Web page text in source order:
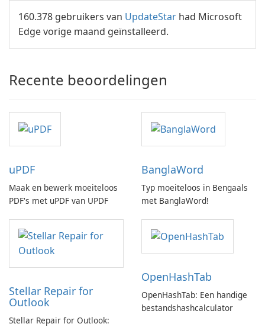
160.378 gebruikers van UpdateStar had Microsoft
Edge vorige maand geïnstalleerd.
Recente beoordelingen
uPDF
Maak en bewerk moeiteloos
PDF's met uPDF van UPDF
BanglaWord
Typ moeiteloos in Bengaals
met BanglaWord!
Stellar Repair for
Outlook
Stellar Repair for Outlook:
OpenHashTab
OpenHashTab: Een handige
bestandshashcalculator